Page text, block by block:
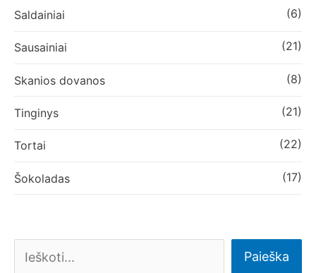
Saldainiai (6)
Sausainiai (21)
Skanios dovanos (8)
Tinginys (21)
Tortai (22)
Šokoladas (17)
Paieška